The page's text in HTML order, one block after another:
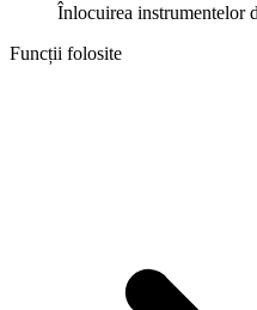
Înlocuirea instrumentelor
Funcții folosite